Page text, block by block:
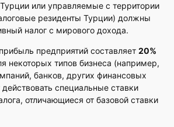
или управляемые с территории
резиденты Турции) должны
налог с мирового дохода.
предприятий составляет 20%
некоторых типов бизнеса (например,
банков, других финансовых
действовать специальные ставки
отличающиеся от базовой ставки